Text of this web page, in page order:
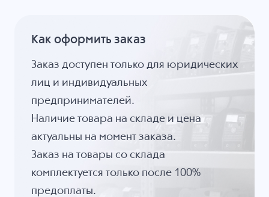
Как оформить заказ
Заказ доступен только для юридических
лиц и индивидуальных
предпринимателей.
Наличие товара на складе и цена
актуальны на момент заказа.
Заказ на товары со склада
комплектуется только после 100%
предоплаты.